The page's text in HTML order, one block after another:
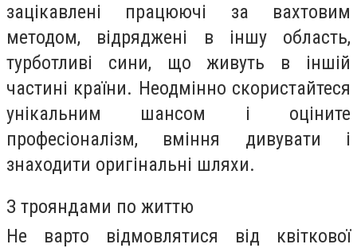
зацікавлені працюючі за вахтовим
методом, відряджені в іншу область,
турботливі сини, що живуть в іншій
частині країни. Неодмінно скористайтеся
унікальним шансом і оціните
професіоналізм, вміння дивувати і
знаходити оригінальні шляхи.
З трояндами по життю
Не варто відмовлятися від квіткової